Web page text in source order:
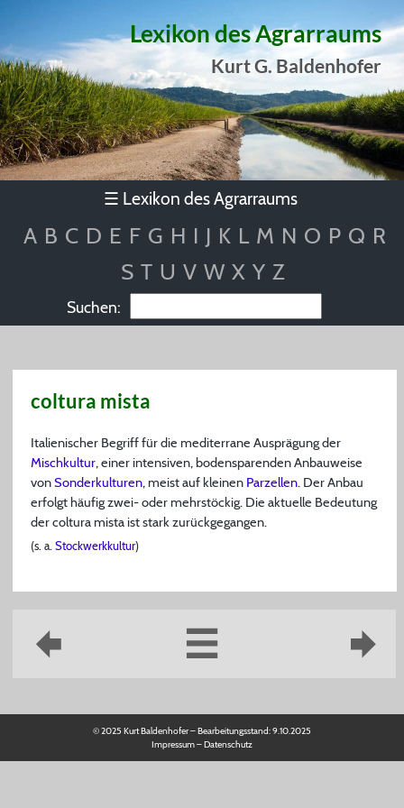
Lexikon des Agrarraums
Kurt G. Baldenhofer
☰ Lexikon des Agrarraums
A B C D E F G H I J K L M N O P Q R
S T U V W X Y Z
Suchen:
coltura mista
Italienischer Begriff für die mediterrane Ausprägung der
Mischkultur, einer intensiven, bodensparenden Anbauweise
vonSonderkulturen, meist auf kleinen Parzellen. Der Anbau
erfolgt häufig zwei- oder mehrstöckig. Die aktuelle Bedeutung
der coltura mista ist stark zurückgegangen.
(s. a. Stockwerkkultur)
© 2025 Kurt Baldenhofer – Bearbeitungsstand:9.10.2025
Impressum–Datenschutz